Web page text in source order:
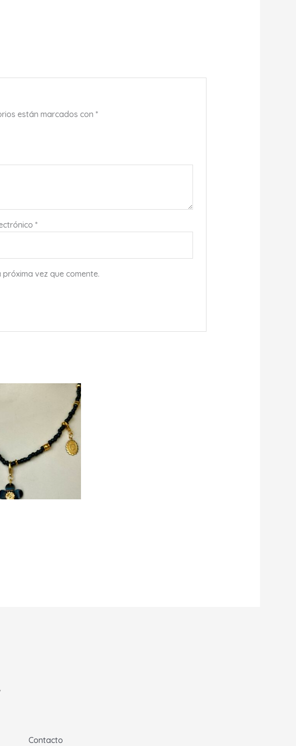
están marcados con*
*
vez que comente.
Contacto